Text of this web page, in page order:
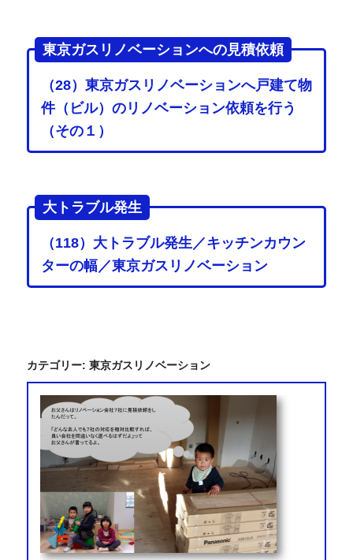
東京ガスリノベーションへの見積依頼
（28）東京ガスリノベーションへ戸建て物
件（ビル）のリノベーション依頼を行う
（その１）
大トラブル発生
（118）大トラブル発生／キッチンカウン
ターの幅／東京ガスリノベーション
カテゴリー: 東京ガスリノベーション